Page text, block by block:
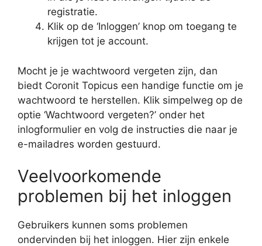
registratie.
Klik op de ‘Inloggen’ knop om toegang te
krijgen tot je account.
Mocht je je wachtwoord vergeten zijn, dan
biedt Coronit Topicus een handige functie om je
wachtwoord te herstellen. Klik simpelweg op de
optie ‘Wachtwoord vergeten?’ onder het
inlogformulier en volg de instructies die naar je
e-mailadres worden gestuurd.
Veelvoorkomende
problemen bij het inloggen
Gebruikers kunnen soms problemen
ondervinden bij het inloggen. Hier zijn enkele